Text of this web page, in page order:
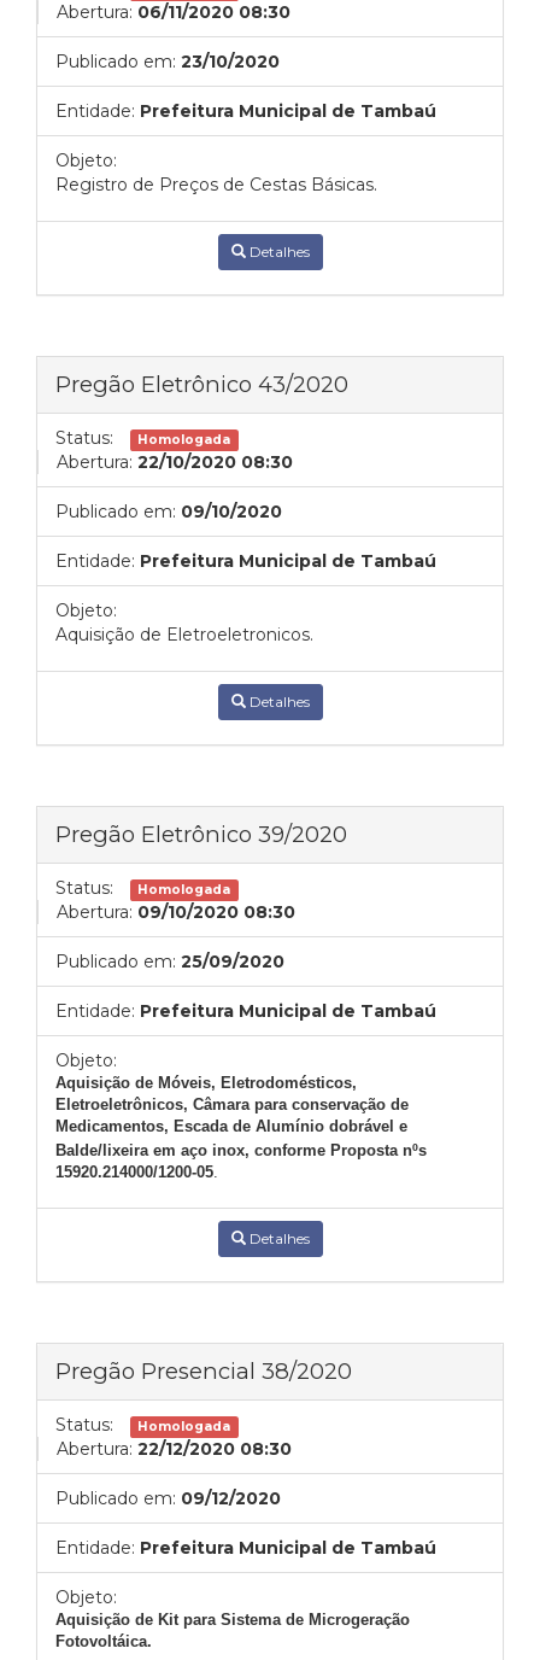
Abertura: 06/11/2020 08:30
Publicado em: 23/10/2020
Entidade: Prefeitura Municipal de Tambaú
Objeto:
Registro de Preços de Cestas Básicas.
Detalhes
Pregão Eletrônico 43/2020
Status: Homologada
Abertura: 22/10/2020 08:30
Publicado em: 09/10/2020
Entidade: Prefeitura Municipal de Tambaú
Objeto:
Aquisição de Eletroeletronicos.
Detalhes
Pregão Eletrônico 39/2020
Status: Homologada
Abertura: 09/10/2020 08:30
Publicado em: 25/09/2020
Entidade: Prefeitura Municipal de Tambaú
Objeto:
Aquisição de Móveis, Eletrodomésticos,
Eletroeletrônicos, Câmara para conservação de
Medicamentos, Escada de Alumínio dobrável e
Balde/lixeira em aço inox, conforme Proposta nºs
15920.214000/1200-05.
Detalhes
Pregão Presencial 38/2020
Status: Homologada
Abertura: 22/12/2020 08:30
Publicado em: 09/12/2020
Entidade: Prefeitura Municipal de Tambaú
Objeto:
Aquisição de Kit para Sistema de Microgeração
Fotovoltáica.